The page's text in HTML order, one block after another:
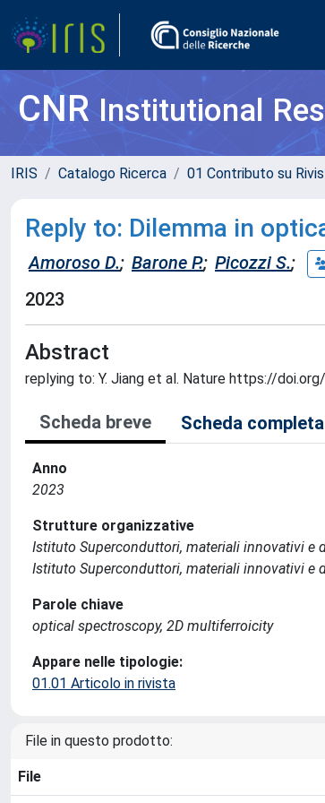
CNRInstitutional
IRIS Catalogo Ricerca 01 Contributo su
Reply to: Dilemma in
Amoroso D.; Barone P.; Picozzi S.;
2023
Abstract
replying to: Y. Jiang et al. Nature https://
Scheda breve Scheda completa
Anno
2023
Strutture organizzative
Istituto Superconduttori, materiali innovativi e
Istituto Superconduttori, materiali innovativi e
Parole chiave
optical spectroscopy, 2D multiferroicity
Appare nelle tipologie:
01.01 Articolo in rivista
File in questo prodotto:
File